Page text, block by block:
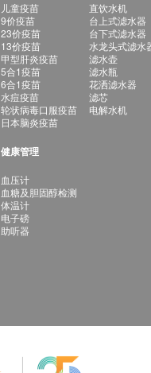
儿童疫苗
9价疫苗
23价疫苗
13价疫苗
甲型肝炎疫苗
5合1疫苗
6合1疫苗
水痘疫苗
轮状病毒口服疫苗
日本脑炎疫苗
健康管理
血压计
血糖及胆固醇检测
体温计
电子磅
助听器
直饮水机
台上式滤水器
台下式滤水器
水龙头式滤水
滤水壶
滤水瓶
花洒滤水器
滤芯
电解水机